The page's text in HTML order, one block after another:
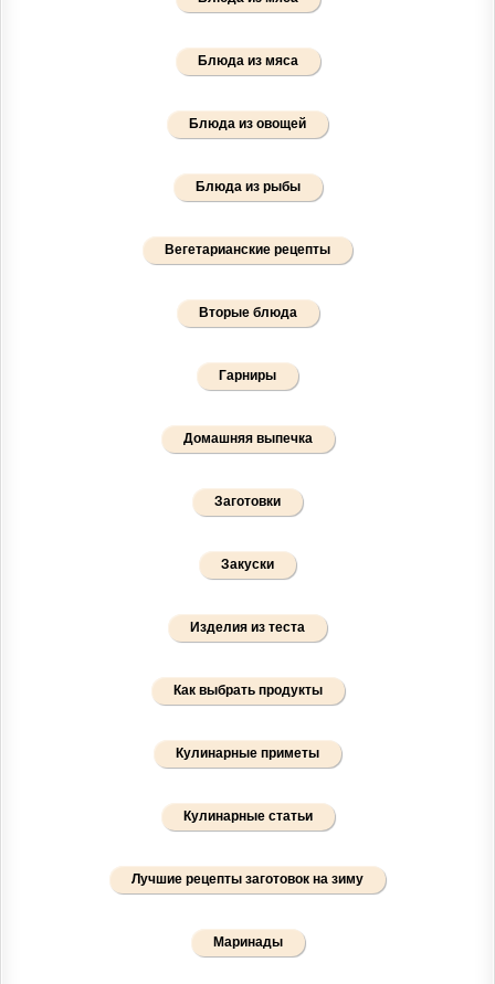
Блюда из мяса
Блюда из овощей
Блюда из рыбы
Вегетарианские рецепты
Вторые блюда
Гарниры
Домашняя выпечка
Заготовки
Закуски
Изделия из теста
Как выбрать продукты
Кулинарные приметы
Кулинарные статьи
Лучшие рецепты заготовок на зиму
Маринады